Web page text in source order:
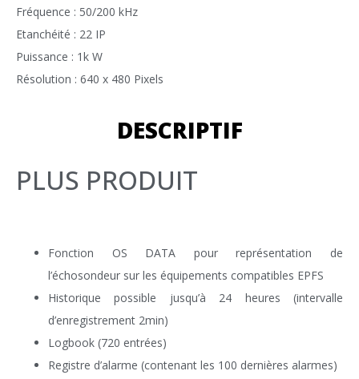
Fréquence : 50/200 kHz
Etanchéité : 22 IP
Puissance : 1k W
Résolution : 640 x 480 Pixels
DESCRIPTIF
PLUS PRODUIT
Fonction OS DATA pour représentation de
l’échosondeur sur les équipements compatibles EPFS
Historique possible jusqu’à 24 heures (intervalle
d’enregistrement 2min)
Logbook (720 entrées)
Registre d’alarme (contenant les 100 dernières alarmes)